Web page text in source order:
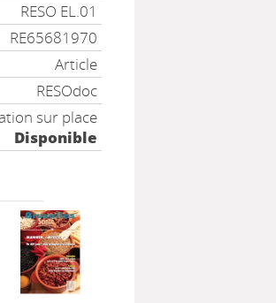
RESO EL.01
RE65681970
Article
RESOdoc
sur place
Disponible